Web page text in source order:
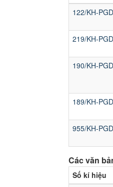
122/KH-
219/KH-
190/KH-
189/KH-
955/KH-
Các văn
Số kí hiệu